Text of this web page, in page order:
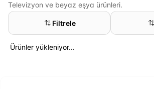
Televizyon ve beyaz eşya ürünleri.
Filtrele
Ürünler yükleniyor...